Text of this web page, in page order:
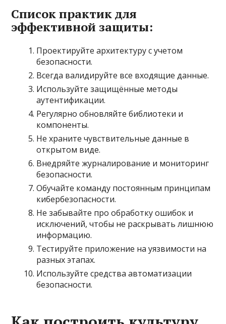
Список практик для
эффективной защиты:
Проектируйте архитектуру с учетом
безопасности.
Всегда валидируйте все входящие данные.
Используйте защищённые методы
аутентификации.
Регулярно обновляйте библиотеки и
компоненты.
Не храните чувствительные данные в
открытом виде.
Внедряйте журналирование и мониторинг
безопасности.
Обучайте команду постоянным принципам
кибербезопасности.
Не забывайте про обработку ошибок и
исключений, чтобы не раскрывать лишнюю
информацию.
Тестируйте приложение на уязвимости на
разных этапах.
Используйте средства автоматизации
безопасности.